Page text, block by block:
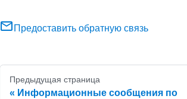
Предоставить обратную связь
Предыдущая страница
Информационные сообщения по